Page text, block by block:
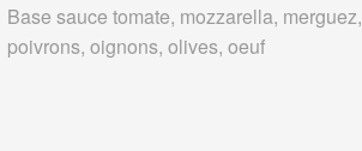
Base sauce tomate, mozzarella, merguez,
poivrons, oignons, olives, oeuf